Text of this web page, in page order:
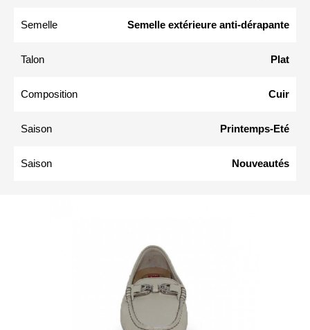
Semelle Semelle extérieure anti-dérapante
Talon Plat
Composition Cuir
Saison Printemps-Eté
Saison Nouveautés